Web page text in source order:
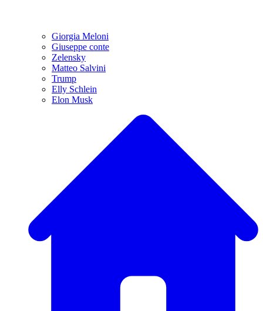
Giorgia Meloni
Giuseppe conte
Zelensky
Matteo Salvini
Trump
Elly Schlein
Elon Musk